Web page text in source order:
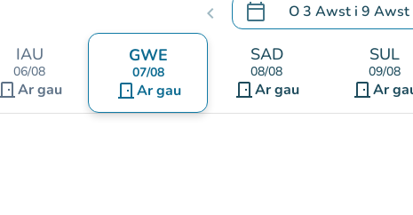
chevron_left calendar_today O3 Awst i 9 Awst
.Agor y calendr i newid
IAU
06/08
door_front Ar gau
GWE
07/08
door_front Ar gau
SAD
08/08
door_frontAr gau
SUL
09/08
door_front Ar